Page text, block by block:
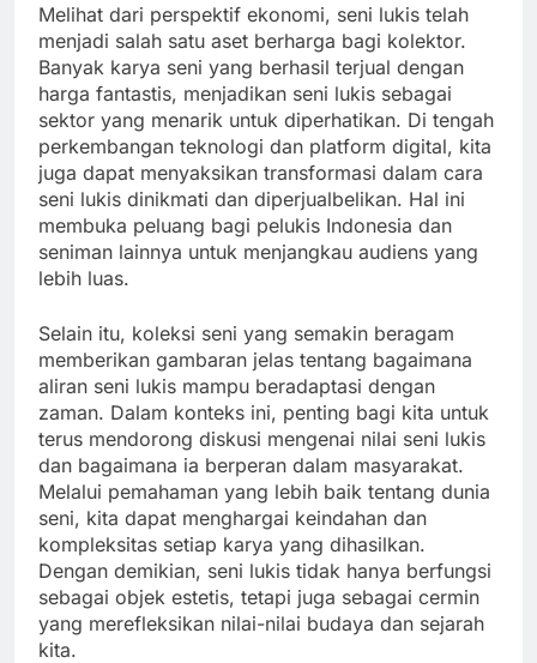
Melihat dari perspektif ekonomi, seni lukis telah
menjadi salah satu aset berharga bagi kolektor.
Banyak karya seni yang berhasil terjual dengan
harga fantastis, menjadikan seni lukis sebagai
sektor yang menarik untuk diperhatikan. Di tengah
perkembangan teknologi dan platform digital, kita
juga dapat menyaksikan transformasi dalam cara
seni lukis dinikmati dan diperjualbelikan. Hal ini
membuka peluang bagi pelukis Indonesia dan
seniman lainnya untuk menjangkau audiens yang
lebih luas.
Selain itu, koleksi seni yang semakin beragam
memberikan gambaran jelas tentang bagaimana
aliran seni lukis mampu beradaptasi dengan
zaman. Dalam konteks ini, penting bagi kita untuk
terus mendorong diskusi mengenai nilai seni lukis
dan bagaimana ia berperan dalam masyarakat.
Melalui pemahaman yang lebih baik tentang dunia
seni, kita dapat menghargai keindahan dan
kompleksitas setiap karya yang dihasilkan.
Dengan demikian, seni lukis tidak hanya berfungsi
sebagai objek estetis, tetapi juga sebagai cermin
yang merefleksikan nilai-nilai budaya dan sejarah
kita.